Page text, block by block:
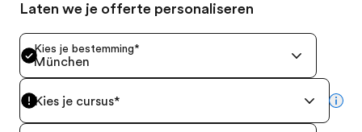
Laten we je offerte personaliseren
Kies je bestemming*
München
Kies je cursus*